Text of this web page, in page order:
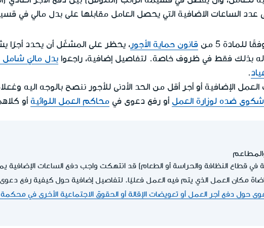
عدد الساعات الاضافية التي يحصل العامل مقابلها على بدل مالي في
للمادة 5 من قانون حماية الأجور ، يحظر على المشغّل أن يحدد أجرًا
له بذلك فقط في ظروف خاصة. لتفاصيل إضافية، راجعوا بدل ماليّ شامل
.
الإضافية أو أجر أقل من الحد الأدنى للأجور ننصح بالوجه اليه
ضده لوزارة العمل أو رفع دعوى في محاكم العمل اللوائية أو
في قطاع النظافة والحراسة أو الطعام) قد انتهكت واجب دفع الساعات الإضافية
مكان العمل الذي يتم فيه العمل فعليًا. لتفاصيل إضافية حول كيفية رفع
حول دفع أجر العمل أو تعويضات الإقالة أو الحقوق الاجتماعية الأخرى في